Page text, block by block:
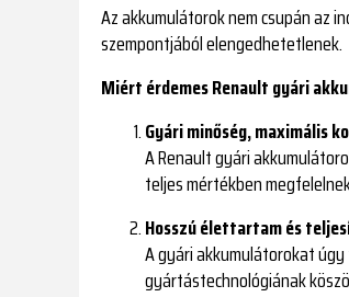
Az akkumulátorok nem csupán az
szempontjából elengedhetetlenek.
Miért érdemes Renault gyári
Gyári minőség, maximális
A Renault gyári
teljes mértékben
Hosszú élettartam és
A gyári akkumulátorokat
gyártástechnológiának